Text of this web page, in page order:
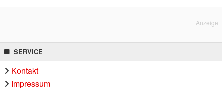
Anzeige
SERVICE
Kontakt
Impressum